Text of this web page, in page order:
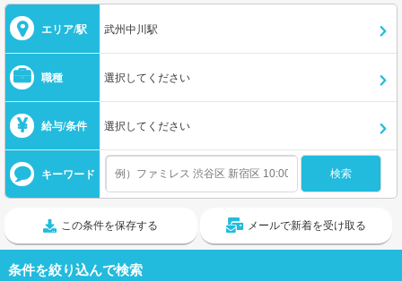
エリア/駅 武州中川駅
職種 選択してください
給与/条件 選択してください
キーワード
この条件を保存する メールで新着を受け取る
条件を絞り込んで検索